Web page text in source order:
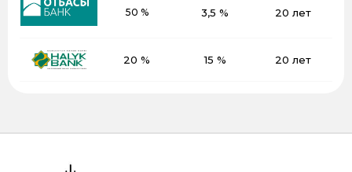
50 % 3,5 % 20 лет
20 % 15 % 20 лет